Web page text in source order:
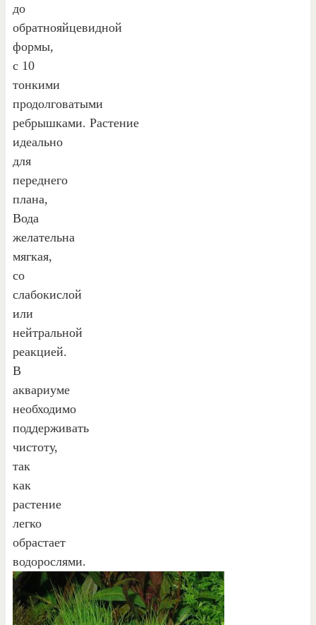
до
обратнояйцевидной
формы,
с 10
тонкими
продолговатыми
ребрышками. Растение
идеально
для
переднего
плана,
Вода
желательна
мягкая,
со
слабокислой
или
нейтральной
реакцией.
В
аквариуме
необходимо
поддерживать
чистоту,
так
как
растение
легко
обрастает
водорослями.